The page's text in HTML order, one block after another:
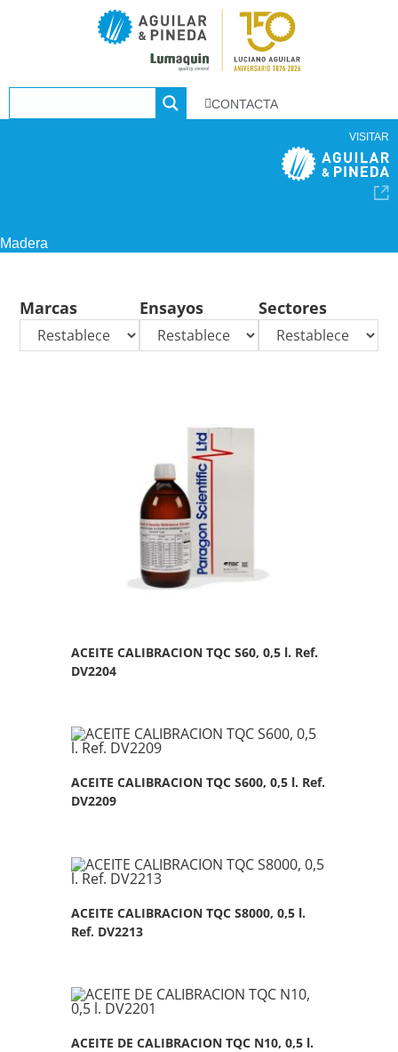
CONTACTA
VISITAR
Madera
Marcas Ensayos Sectores
ACEITE CALIBRACION TQC S60, 0,5 l. Ref.
DV2204
ACEITE CALIBRACION TQC S600, 0,5 l. Ref.
DV2209
ACEITE CALIBRACION TQC S8000, 0,5 l.
Ref. DV2213
ACEITE DE CALIBRACION TQC N10, 0,5 l.